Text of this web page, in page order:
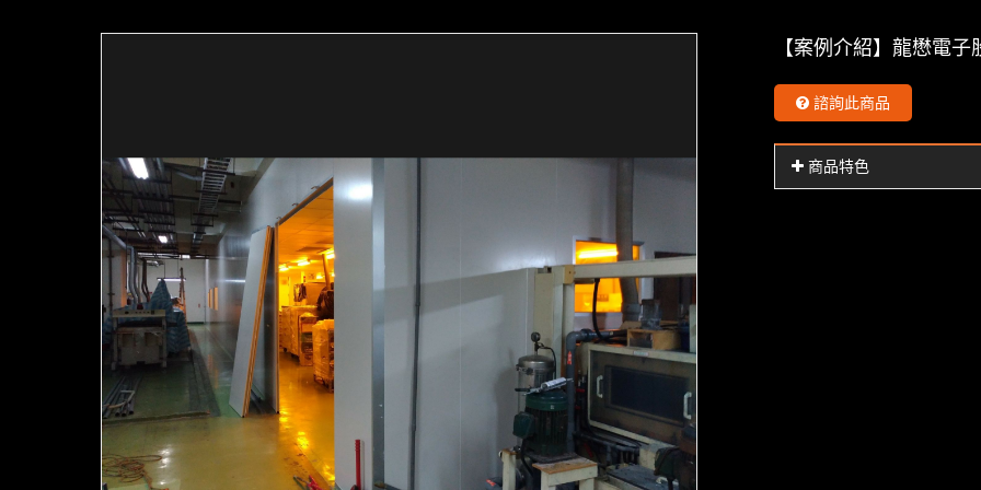
【案例介紹】龍懋電子
諮詢此商品
商品特色